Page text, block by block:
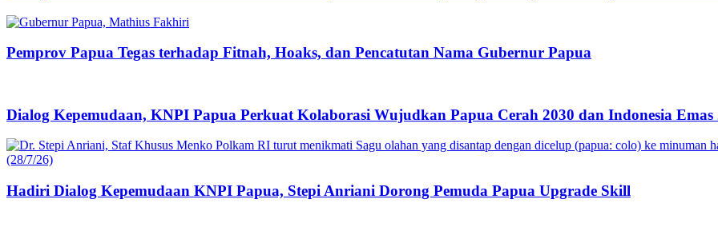
Pemprov Papua Tegas terhadap Fitnah, Hoaks, dan Pencatutan Nama Gubernur Papua
Dialog Kepemudaan, KNPI Papua Perkuat Kolaborasi Wujudkan Papua Cerah 2030 dan Indonesia Emas
Hadiri Dialog Kepemudaan KNPI Papua, Stepi Anriani Dorong Pemuda Papua Upgrade Skill